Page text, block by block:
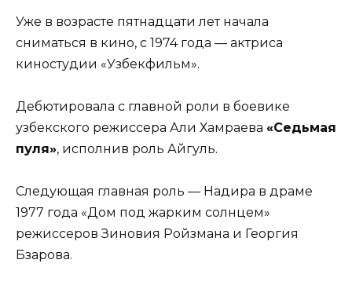
Уже в возрасте пятнадцати лет начала
сниматься в кино, с 1974 года — актриса
киностудии «Узбекфильм».
Дебютировала с главной роли в боевике
узбекского режиссера Али Хамраева «Седьмая
пуля», исполнив роль Айгуль.
Следующая главная роль — Надира в драме
1977 года «Дом под жарким солнцем»
режиссеров Зиновия Ройзмана и Георгия
Бзарова.